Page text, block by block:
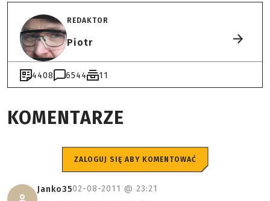
REDAKTOR
Piotr
4408 6544 11
KOMENTARZE
ZALOGUJ SIĘ ABY KOMENTOWAĆ
Janko3502-08-2011 @ 23:21